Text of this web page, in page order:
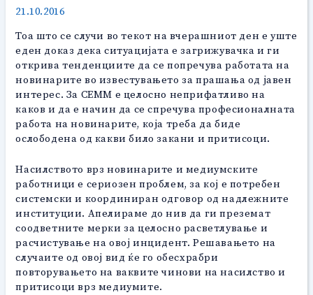
21.10.2016
Тоа што се случи во текот на вчерашниот ден е уште
еден доказ дека ситуацијата е загрижувачка и ги
открива тенденциите да се попречува работата на
новинарите во известувањето за прашања од јавен
интерес. За СЕММ е целосно неприфатливо на
каков и да е начин да се спречува професионалната
работа на новинарите, која треба да биде
ослободена од какви било закани и притисоци.
Насилството врз новинарите и медиумските
работници е сериозен проблем, за кој е потребен
системски и координиран одговор од надлежните
институции. Апелираме до нив да ги преземат
соодветните мерки за целосно расветлување и
расчистување на овој инцидент. Решавањето на
случаите од овој вид ќе го обесхрабри
повторувањето на ваквите чинови на насилство и
притисоци врз медиумите.